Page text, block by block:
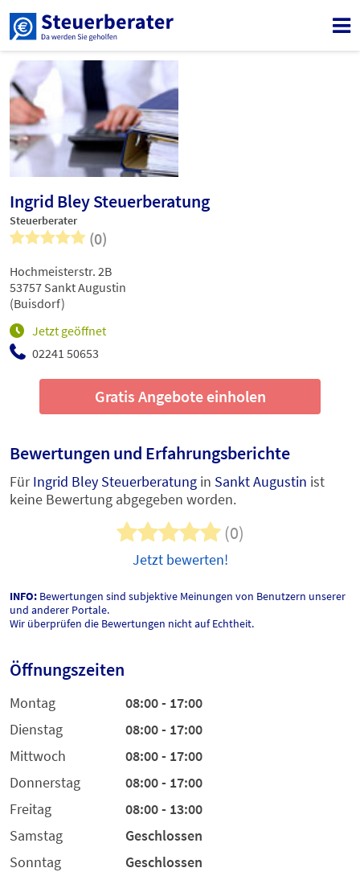
Ingrid Bley Steuerberatung
Steuerberater
(0)
02241 50653
Jetzt geöffnet
Hochmeisterstr. 2B
53757 Sankt Augustin
(Buisdorf)
Gratis Angebote einholen
Bewertungen und Erfahrungsberichte
FürIngrid Bley Steuerberatung in Sankt Augustin ist
keine Bewertung abgegeben worden.
(0)
Jetzt bewerten!
INFO: Bewertungen sind subjektive Meinungen von Benutzern unserer
und anderer Portale.
Wir überprüfen die Bewertungen nicht auf Echtheit.
Öffnungszeiten
Montag
08:00 - 17:00
Dienstag
08:00 - 17:00
Mittwoch
08:00 - 17:00
Donnerstag
08:00 - 17:00
Freitag
08:00 - 13:00
Samstag
Geschlossen
Sonntag
Geschlossen